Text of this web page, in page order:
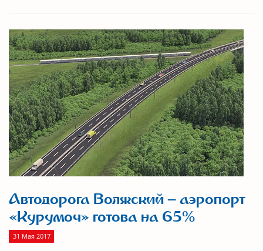
Автодорога Волжский – аэропорт
«Курумоч» готова на 65%
31 Мая 2017